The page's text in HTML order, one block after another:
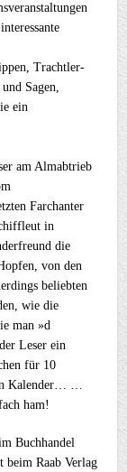
Trachtler-
Sagen,
ein
am Almabtrieb
Farchanter
in
die
von den
beliebten
wie die
man »d
Leser ein
für 10
Kalender… …
ham!
Buchhandel
Raab Verlag